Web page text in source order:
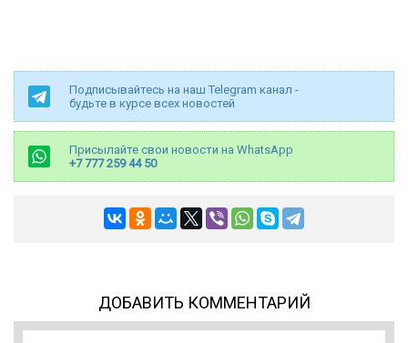
Подписывайтесь на наш Telegram канал -
будьте в курсе всех новостей
Присылайте свои новости на WhatsApp
+7 777 259 44 50
ДОБАВИТЬ КОММЕНТАРИЙ